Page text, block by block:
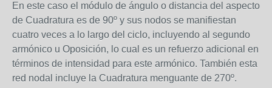
En este caso el módulo de ángulo o distancia del aspecto
de Cuadratura es de 90º y sus nodos se manifiestan
cuatro veces a lo largo del ciclo, incluyendo al segundo
armónico u Oposición, lo cual es un refuerzo adicional en
términos de intensidad para este armónico. También esta
red nodal incluye la Cuadratura menguante de 270º.